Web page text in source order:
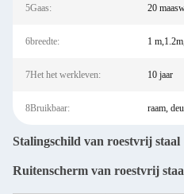
5Gaas: 20
6breedte: 1
7Het het werkleven: 10 jaar
8Bruikbaar: raam,
Stalingschild van roestvrij staal
Ruitenscherm van roestvrij